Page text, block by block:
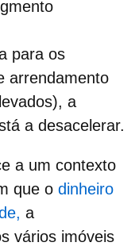
para os
arrendamento
a
a desacelerar.
a um contexto
que o dinheiro
a
vários imóveis